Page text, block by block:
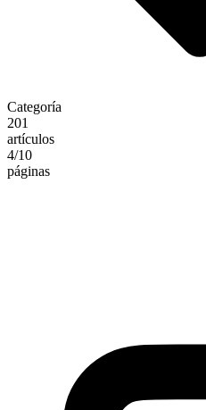
Categoría
201
artículos
4/10
páginas